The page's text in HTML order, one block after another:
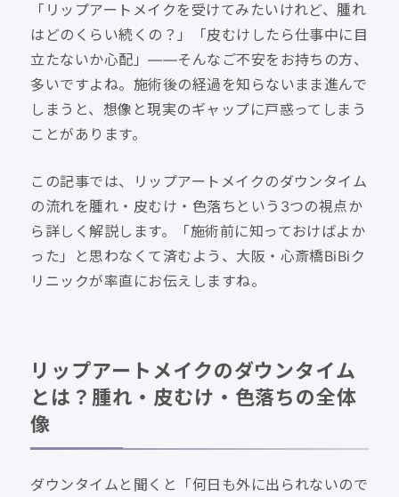
「リップアートメイクを受けてみたいけれど、腫れ
はどのくらい続くの？」「皮むけしたら仕事中に目
立たないか心配」——そんなご不安をお持ちの方、
多いですよね。施術後の経過を知らないまま進んで
しまうと、想像と現実のギャップに戸惑ってしまう
ことがあります。
この記事では、リップアートメイクのダウンタイム
の流れを腫れ・皮むけ・色落ちという3つの視点か
ら詳しく解説します。「施術前に知っておけばよか
った」と思わなくて済むよう、大阪・心斎橋BiBiク
リニックが率直にお伝えしますね。
リップアートメイクのダウンタイム
とは？腫れ・皮むけ・色落ちの全体
像
ダウンタイムと聞くと「何日も外に出られないので